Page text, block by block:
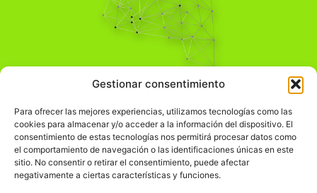
Gestionar consentimiento
Para ofrecer las mejores experiencias, utilizamos tecnologías como las
cookies para almacenar y/o acceder a la información del dispositivo. El
consentimiento de estas tecnologías nos permitirá procesar datos como
el comportamiento de navegación o las identificaciones únicas en este
sitio. No consentir o retirar el consentimiento, puede afectar
negativamente a ciertas características y funciones.
Pensamiento Crítico
Comprender el mundo para transformarlo.
Información Legal